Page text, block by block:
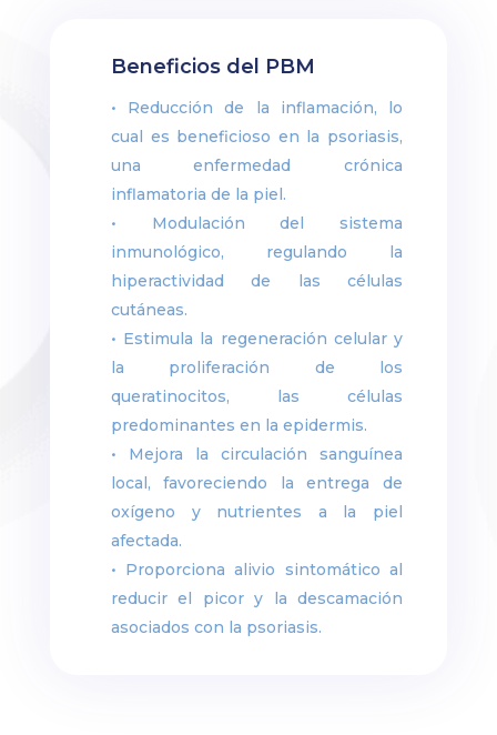
Beneficios del PBM
• Reducción de la inflamación, lo
cual es beneficioso en la psoriasis,
una enfermedad crónica
inflamatoria de la piel.
• Modulación del sistema
inmunológico, regulando la
hiperactividad de las células
cutáneas.
• Estimula la regeneración celular y
la proliferación de los
queratinocitos, las células
predominantes en la epidermis.
• Mejora la circulación sanguínea
local, favoreciendo la entrega de
oxígeno y nutrientes a la piel
afectada.
• Proporciona alivio sintomático al
reducir el picor y la descamación
asociados con la psoriasis.